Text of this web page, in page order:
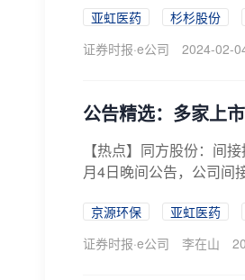
亚虹医药 杉杉股份
证券时报·e公司
2024-02-
公告精选：多家上
【热点】同方股份：间
月4日晚间公告，公司间
京源环保 亚虹医药
证券时报·e公司
李在山